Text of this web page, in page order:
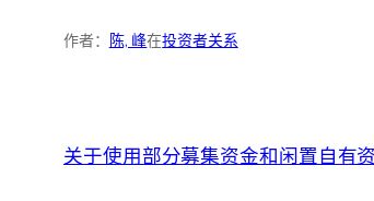
作者： 陈, 峰在投资者关系
关于使用部分募集资金和闲置自有